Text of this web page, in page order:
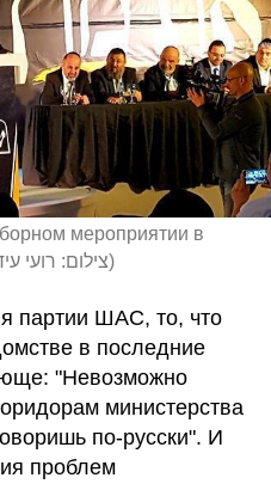
мероприятии в
צילום: רועי)
партии ШАС, то, что
в последние
"Невозможно
министерства
по-русски". И
проблем